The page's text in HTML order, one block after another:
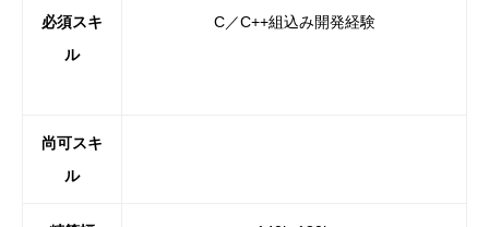
必須スキ
ル
C／C++組込み開発経験
尚可スキ
ル